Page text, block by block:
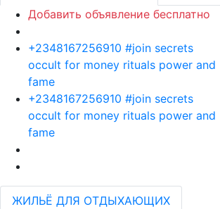
Добавить объявление бесплатно
+2348167256910 #join secrets
occult for money rituals power and
fame
+2348167256910 #join secrets
occult for money rituals power and
fame
ЖИЛЬЁ ДЛЯ ОТДЫХАЮЩИХ